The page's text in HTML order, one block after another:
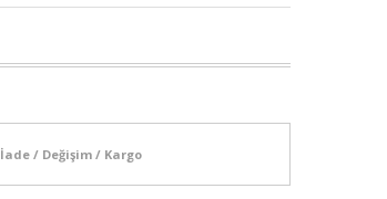
İade / Değişim / Kargo